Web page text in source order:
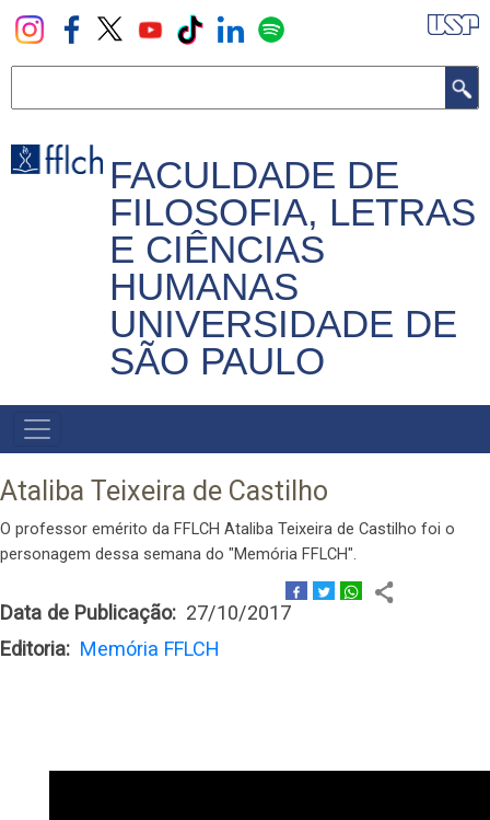
Pular
para
principal
FACULDADE DE
FILOSOFIA, LETRAS
E CIÊNCIAS
HUMANAS
UNIVERSIDADE DE
SÃO PAULO
NAVEGADOR
PRINCIPAL
Ataliba Teixeira de Castilho
O professor emérito da FFLCH Ataliba Teixeira de Castilho foi o
personagem dessa semana do "Memória FFLCH".
Data de Publicação
27/10/2017
Editoria
Memória FFLCH